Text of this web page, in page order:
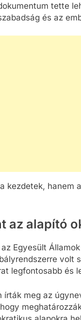
tette
és az
kezdetek, hanem
az alapító
Egyesült
volt
legfontosabb és
írták meg az